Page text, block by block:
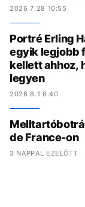
2026.7.28 10:55
Portré Erling
egyik legjobb
kellett ahhoz,
legyen
2026.8.1 8:40
de France-on
3 NAPPAL EZELŐTT